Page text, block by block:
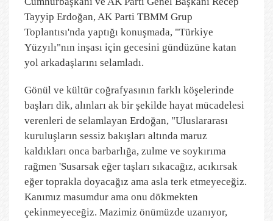
Tayyip Erdoğan, AK Parti TBMM Grup
Toplantısı'nda yaptığı konuşmada, "Türkiye
Yüzyılı"nın inşası için gecesini gündüzüne katan
yol arkadaşlarını selamladı.
Gönül ve kültür coğrafyasının farklı köşelerinde
başları dik, alınları ak bir şekilde hayat mücadelesi
verenleri de selamlayan Erdoğan, "Uluslararası
kuruluşların sessiz bakışları altında maruz
kaldıkları onca barbarlığa, zulme ve soykırıma
rağmen 'Susarsak eğer taşları sıkacağız, acıkırsak
eğer toprakla doyacağız ama asla terk etmeyeceğiz.
Kanımız masumdur ama onu dökmekten
çekinmeyeceğiz. Mazimiz önümüzde uzanıyor,